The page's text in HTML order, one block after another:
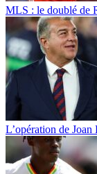
MLS : le doublé de
L’opération de